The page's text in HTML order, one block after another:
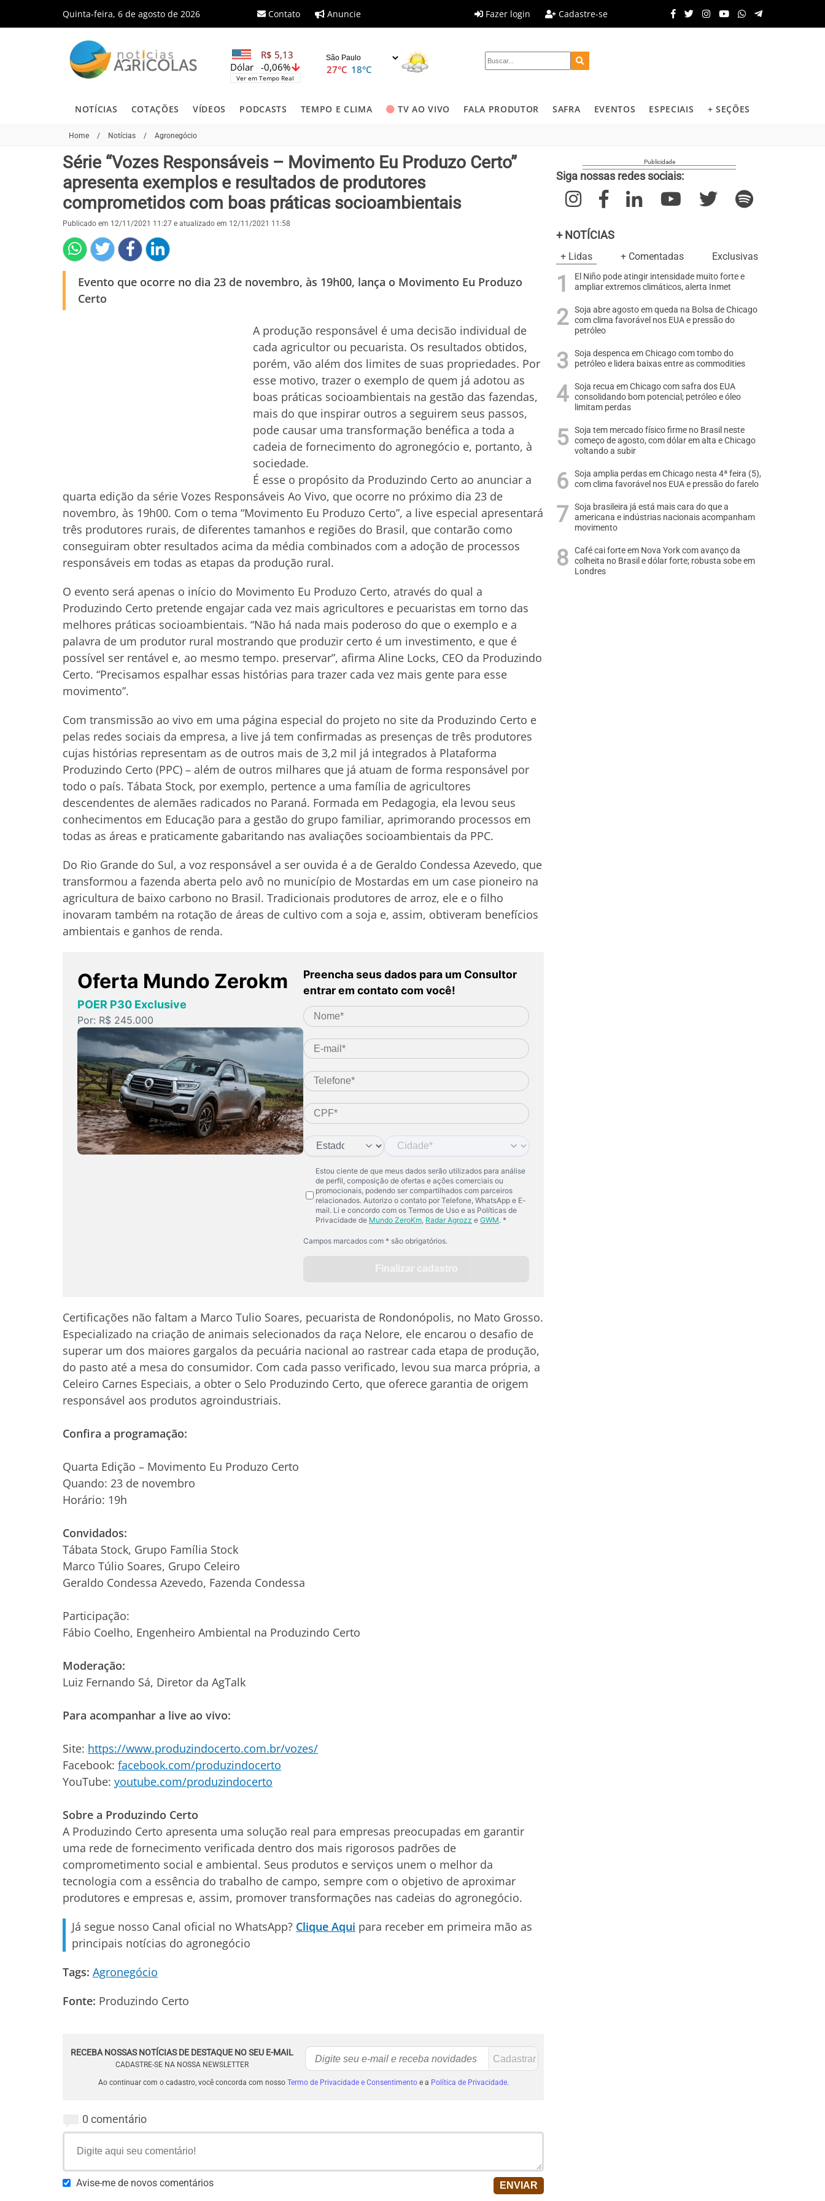
Quinta-feira, 6 de agosto de 2026 Contato Anuncie Fazer login Cadastre-se
R$ 5,13
-0,06%
Dólar
Ver em Tempo Real
27°C 18°C
NOTÍCIAS COTAÇÕES VÍDEOS PODCASTS TEMPO E CLIMA TV AO VIVO FALA PRODUTOR SAFRA EVENTOS ESPECIAIS + SEÇÕES
Home / Notícias / Agronegócio
Série “Vozes Responsáveis – Movimento Eu Produzo Certo”
apresenta exemplos e resultados de produtores
comprometidos com boas práticas socioambientais
Publicado em 12/11/2021 11:27 e atualizado em 12/11/2021 11:58
Evento que ocorre no dia 23 de novembro, às 19h00, lança o Movimento Eu Produzo
Certo
A produção responsável é uma decisão individual de
cada agricultor ou pecuarista. Os resultados obtidos,
porém, vão além dos limites de suas propriedades. Por
esse motivo, trazer o exemplo de quem já adotou as
boas práticas socioambientais na gestão das fazendas,
mais do que inspirar outros a seguirem seus passos,
pode causar uma transformação benéfica a toda a
cadeia de fornecimento do agronegócio e, portanto, à
sociedade.
É esse o propósito da Produzindo Certo ao anunciar a
quarta edição da série Vozes Responsáveis Ao Vivo, que ocorre no próximo dia 23 de
novembro, às 19h00. Com o tema “Movimento Eu Produzo Certo”, a live especial apresentará
três produtores rurais, de diferentes tamanhos e regiões do Brasil, que contarão como
conseguiram obter resultados acima da média combinados com a adoção de processos
responsáveis em todas as etapas da produção rural.
O evento será apenas o início do Movimento Eu Produzo Certo, através do qual a
Produzindo Certo pretende engajar cada vez mais agricultores e pecuaristas em torno das
melhores práticas socioambientais. “Não há nada mais poderoso do que o exemplo e a
palavra de um produtor rural mostrando que produzir certo é um investimento, e que é
possível ser rentável e, ao mesmo tempo. preservar”, afirma Aline Locks, CEO da Produzindo
Certo. “Precisamos espalhar essas histórias para trazer cada vez mais gente para esse
movimento”.
Com transmissão ao vivo em uma página especial do projeto no site da Produzindo Certo e
pelas redes sociais da empresa, a live já tem confirmadas as presenças de três produtores
cujas histórias representam as de outros mais de 3,2 mil já integrados à Plataforma
Produzindo Certo (PPC) – além de outros milhares que já atuam de forma responsável por
todo o país. Tábata Stock, por exemplo, pertence a uma família de agricultores
descendentes de alemães radicados no Paraná. Formada em Pedagogia, ela levou seus
conhecimentos em Educação para a gestão do grupo familiar, aprimorando processos em
todas as áreas e praticamente gabaritando nas avaliações socioambientais da PPC.
Do Rio Grande do Sul, a voz responsável a ser ouvida é a de Geraldo Condessa Azevedo, que
transformou a fazenda aberta pelo avô no município de Mostardas em um case pioneiro na
agricultura de baixo carbono no Brasil. Tradicionais produtores de arroz, ele e o filho
inovaram também na rotação de áreas de cultivo com a soja e, assim, obtiveram benefícios
ambientais e ganhos de renda.
Certificações não faltam a Marco Tulio Soares, pecuarista de Rondonópolis, no Mato Grosso.
Especializado na criação de animais selecionados da raça Nelore, ele encarou o desafio de
superar um dos maiores gargalos da pecuária nacional ao rastrear cada etapa de produção,
do pasto até a mesa do consumidor. Com cada passo verificado, levou sua marca própria, a
Celeiro Carnes Especiais, a obter o Selo Produzindo Certo, que oferece garantia de origem
responsável aos produtos agroindustriais.
Confira a programação:
Quarta Edição – Movimento Eu Produzo Certo
Quando: 23 de novembro
Horário: 19h
Convidados:
Tábata Stock, Grupo Família Stock
Marco Túlio Soares, Grupo Celeiro
Geraldo Condessa Azevedo, Fazenda Condessa
Participação:
Fábio Coelho, Engenheiro Ambiental na Produzindo Certo
Moderação:
Luiz Fernando Sá, Diretor da AgTalk
Para acompanhar a live ao vivo:
Site: https://www.produzindocerto.com.br/vozes/
Facebook: facebook.com/produzindocerto
YouTube: youtube.com/produzindocerto
Sobre a Produzindo Certo
A Produzindo Certo apresenta uma solução real para empresas preocupadas em garantir
uma rede de fornecimento verificada dentro dos mais rigorosos padrões de
comprometimento social e ambiental. Seus produtos e serviços unem o melhor da
tecnologia com a essência do trabalho de campo, sempre com o objetivo de aproximar
produtores e empresas e, assim, promover transformações nas cadeias do agronegócio.
Já segue nosso Canal oficial no WhatsApp? Clique Aqui para receber em primeira mão as
principais notícias do agronegócio
Tags: Agronegócio
Fonte: Produzindo Certo
RECEBA NOSSAS NOTÍCIAS DE DESTAQUE NO SEU E-MAIL
CADASTRE-SE NA NOSSA NEWSLETTER
Ao continuar com o cadastro, você concorda com nosso Termo de Privacidade e Consentimentoe a Política de Privacidade.
0 comentário
Avise-me de novos comentários
Siga nossas redes sociais:
+ NOTÍCIAS
+ Lidas + Comentadas Exclusivas
El Niño pode atingir intensidade muito forte e
ampliar extremos climáticos, alerta Inmet
Soja abre agosto em queda na Bolsa de Chicago
com clima favorável nos EUA e pressão do
petróleo
Soja despenca em Chicago com tombo do
petróleo e lidera baixas entre as commodities
Soja recua em Chicago com safra dos EUA
consolidando bom potencial; petróleo e óleo
limitam perdas
Soja tem mercado físico firme no Brasil neste
começo de agosto, com dólar em alta e Chicago
voltando a subir
Soja amplia perdas em Chicago nesta 4ª feira (5),
com clima favorável nos EUA e pressão do farelo
Soja brasileira já está mais cara do que a
americana e indústrias nacionais acompanham
movimento
Café cai forte em Nova York com avanço da
colheita no Brasil e dólar forte; robusta sobe em
Londres